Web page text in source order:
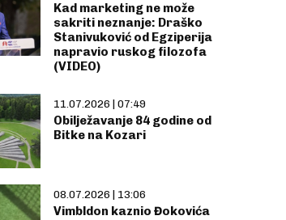
Kad marketing ne može
sakriti neznanje: Draško
Stanivuković od Egziperija
napravio ruskog filozofa
(VIDEO)
11.07.2026 | 07:49
Obilježavanje 84 godine od
Bitke na Kozari
08.07.2026 | 13:06
Vimbldon kaznio Đokovića